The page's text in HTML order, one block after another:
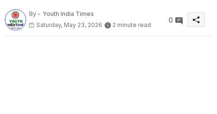
By - Youth India Times
Saturday, May 23, 2026
2 minute read
0